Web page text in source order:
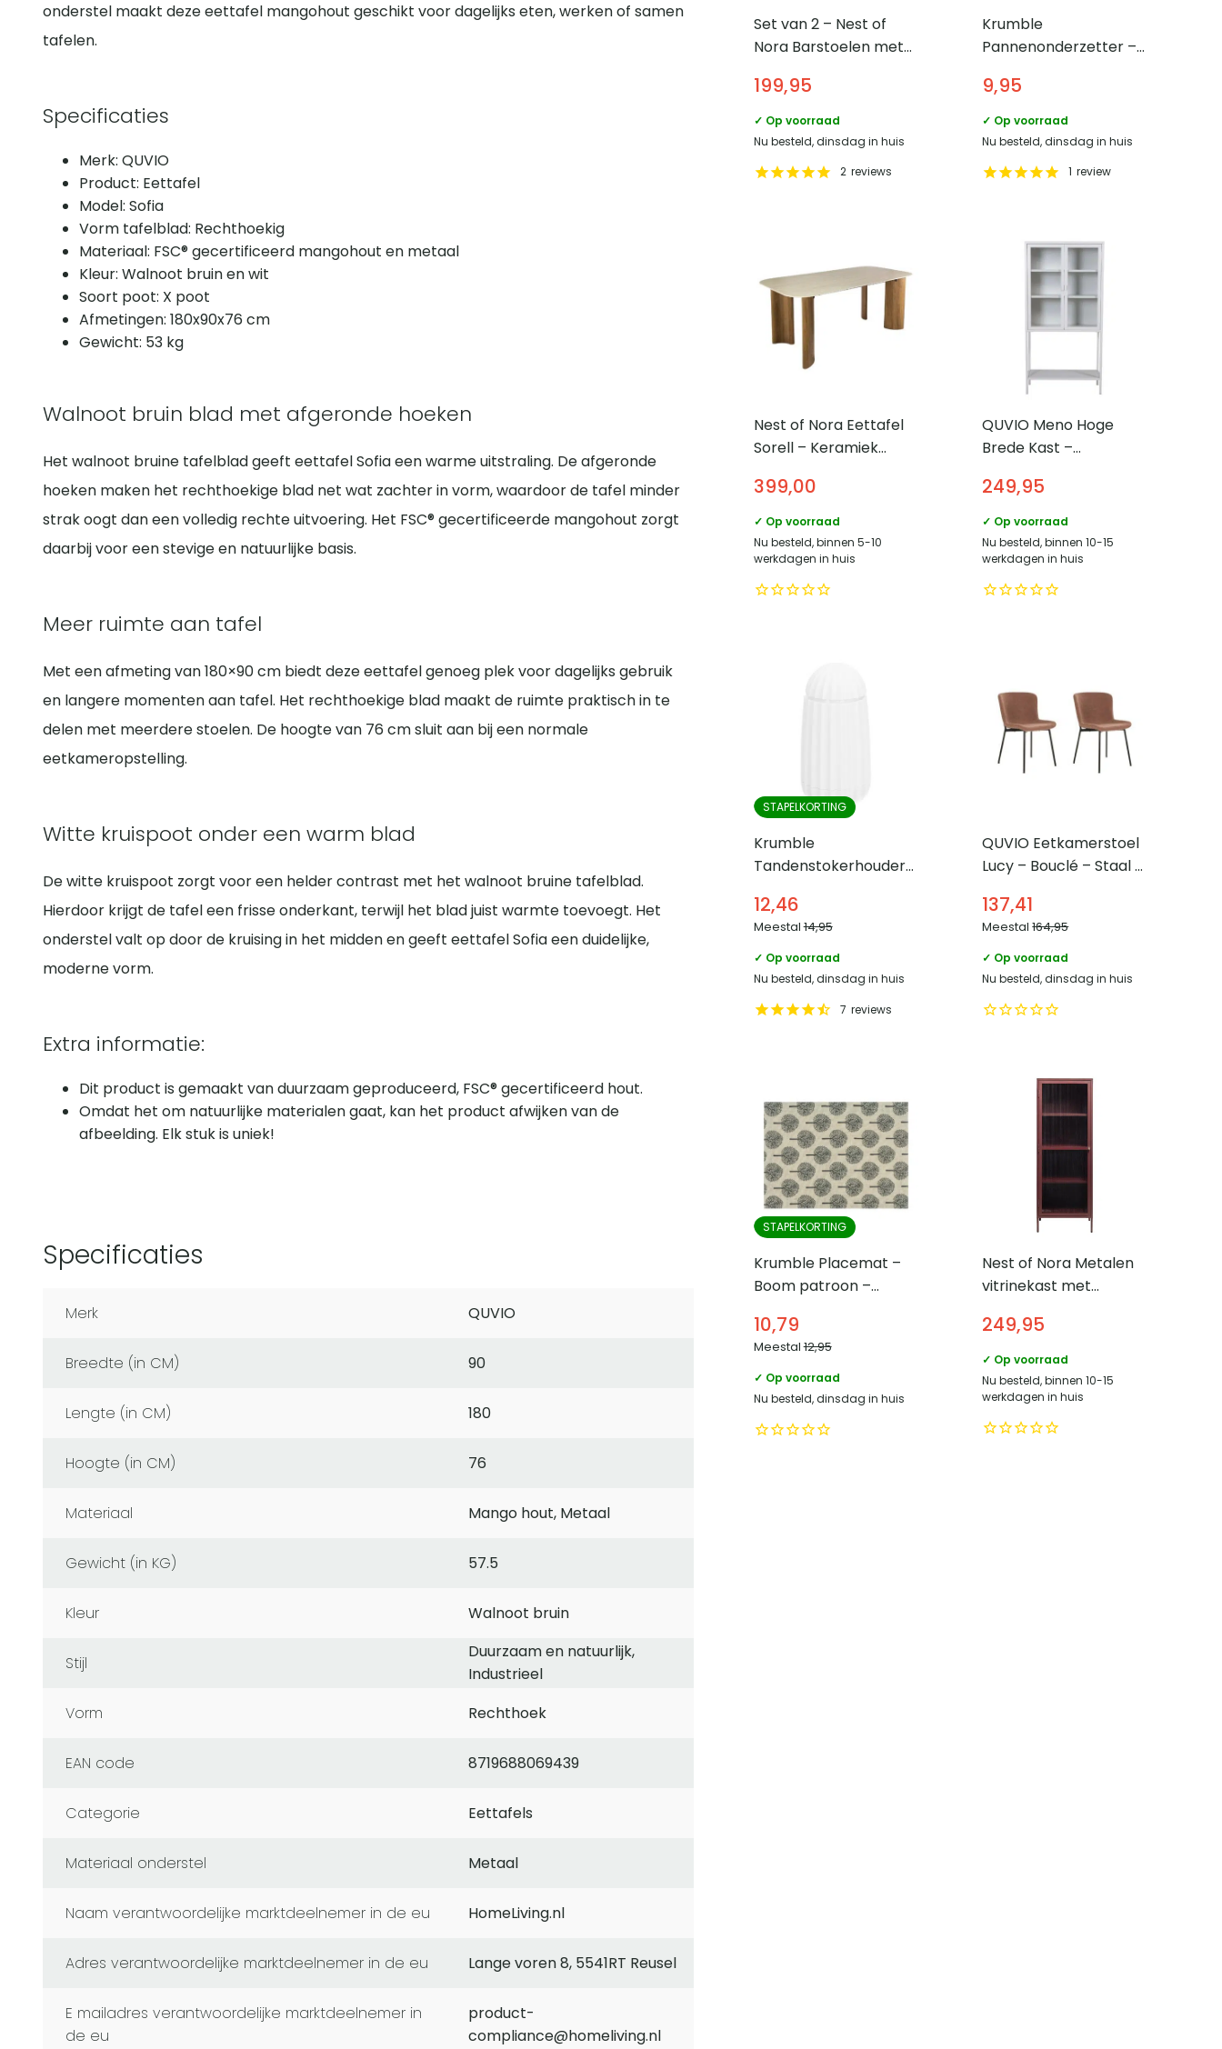
onderstel maakt deze eettafel mangohout geschikt voor dagelijks eten, werken of samen
tafelen.
Specificaties
Merk: QUVIO
Product: Eettafel
Model: Sofia
Vorm tafelblad: Rechthoekig
Materiaal: FSC® gecertificeerd mangohout en metaal
Kleur: Walnoot bruin en wit
Soort poot: X poot
Afmetingen: 180x90x76 cm
Gewicht: 53 kg
Walnoot bruin blad met afgeronde hoeken
Het walnoot bruine tafelblad geeft eettafel Sofia een warme uitstraling. De afgeronde
hoeken maken het rechthoekige blad net wat zachter in vorm, waardoor de tafel minder
strak oogt dan een volledig rechte uitvoering. Het FSC® gecertificeerde mangohout zorgt
daarbij voor een stevige en natuurlijke basis.
Meer ruimte aan tafel
Met een afmeting van 180×90 cm biedt deze eettafel genoeg plek voor dagelijks gebruik
en langere momenten aan tafel. Het rechthoekige blad maakt de ruimte praktisch in te
delen met meerdere stoelen. De hoogte van 76 cm sluit aan bij een normale
eetkameropstelling.
Witte kruispoot onder een warm blad
De witte kruispoot zorgt voor een helder contrast met het walnoot bruine tafelblad.
Hierdoor krijgt de tafel een frisse onderkant, terwijl het blad juist warmte toevoegt. Het
onderstel valt op door de kruising in het midden en geeft eettafel Sofia een duidelijke,
moderne vorm.
Extra informatie:
Dit product is gemaakt van duurzaam geproduceerd, FSC® gecertificeerd hout.
Omdat het om natuurlijke materialen gaat, kan het product afwijken van de
afbeelding. Elk stuk is uniek!
Specificaties
Merk QUVIO
Breedte (in CM) 90
Lengte (in CM) 180
Hoogte (in CM) 76
Materiaal Mango hout, Metaal
Gewicht (in KG) 57.5
Kleur Walnoot bruin
Stijl
Duurzaam en natuurlijk,
Industrieel
Vorm
Rechthoek
EAN code 8719688069439
Categorie Eettafels
Materiaal onderstel Metaal
naam verantwoordelijke marktdeelnemer in de eu HomeLiving.nl
adres verantwoordelijke marktdeelnemer in de eu Lange voren 8, 5541RT Reusel
e mailadres verantwoordelijke marktdeelnemer in
de eu
product-
compliance@homeliving.nl
Set van 2 – Nest of
Nora Barstoelen met
Metalen frame –
Blauw
199,95
✓ Op voorraad
Nu besteld, dinsdag in huis
2 reviews
Krumble
Pannenonderzetter –
Donkerblauw
9,95
✓ Op voorraad
Nu besteld, dinsdag in huis
1 review
Nest of Nora Eettafel
Sorell – Keramiek
Keramiek travertin
399,00
✓ Op voorraad
Nu besteld, binnen 5-10
werkdagen in huis
QUVIO Meno Hoge
Brede Kast –
– Wit Staal en Glas
249,95
✓ Op voorraad
Nu besteld, binnen 10-15
werkdagen in huis
STAPELKORTING
Krumble
Tandenstokerhouder
12,46
Meestal14,95
✓ Op voorraad
Nu besteld, dinsdag in huis
7 reviews
QUVIO Eetkamerstoel
Lucy – Bouclé – Staal –
137,41
Meestal164,95
✓ Op voorraad
Nu besteld, dinsdag in huis
STAPELKORTING
Krumble Placemat –
Boom patroon –
10,79
Meestal12,95
✓ Op voorraad
Nu besteld, dinsdag in huis
Nest of Nora Metalen
vitrinekast met
Smal – Wijnrood
249,95
✓ Op voorraad
Nu besteld, binnen 10-15
werkdagen in huis